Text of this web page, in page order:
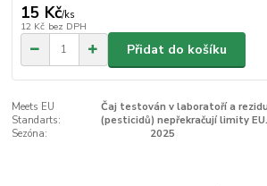
15 Kč/ks
12 Kč bez DPH
Přidat do košíku
Meets EU
Standarts:
Čaj testován v laboratoří a
(pesticidů) nepřekračují limity EU.
Sezóna:
2025